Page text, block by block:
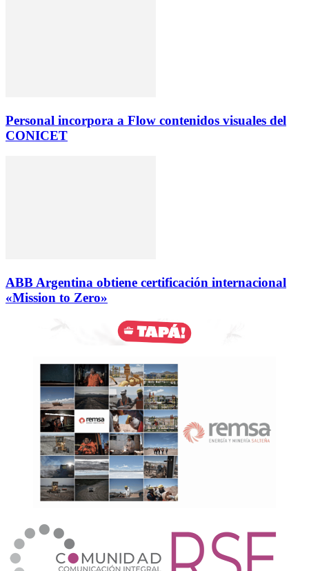
Personal incorpora a Flow contenidos visuales del
CONICET
ABB Argentina obtiene certificación internacional
«Mission to Zero»